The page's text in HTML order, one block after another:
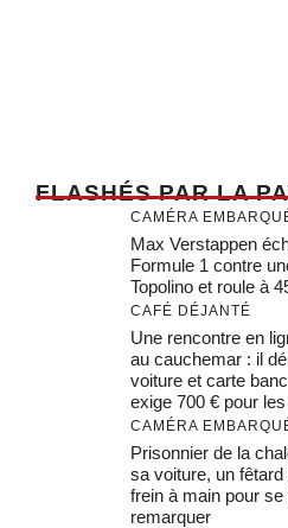
FLASHÉS PAR LA
CAMÉRA
Max Verstappen
Formule 1 contre
Topolino et roule à
CAFÉ DÉJANTÉ
Une rencontre en
au cauchemar : il
voiture et carte
exige 700 € pour
CAMÉRA
Prisonnier de la
sa voiture, un fêtard
frein à main pour se
remarquer